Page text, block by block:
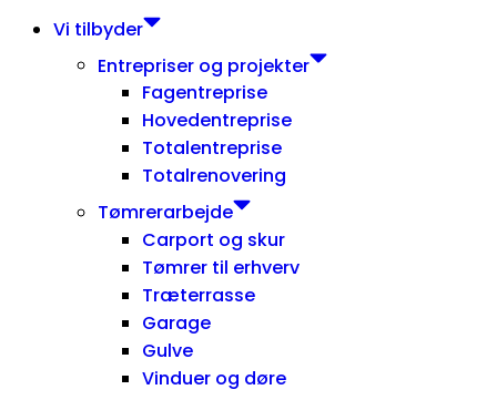
Vi tilbyder
Entrepriser og projekter
Fagentreprise
Hovedentreprise
Totalentreprise
Totalrenovering
Tømrerarbejde
Carport og skur
Tømrer til erhverv
Træterrasse
Garage
Gulve
Vinduer og døre